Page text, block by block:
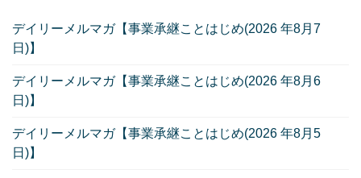
デイリーメルマガ【事業承継ことはじめ(2026 年8月7
日)】
デイリーメルマガ【事業承継ことはじめ(2026 年8月6
日)】
デイリーメルマガ【事業承継ことはじめ(2026 年8月5
日)】